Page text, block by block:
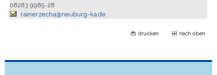
08283 9985-28
rainer.zecha@neuburg-ka.de
drucken nach oben